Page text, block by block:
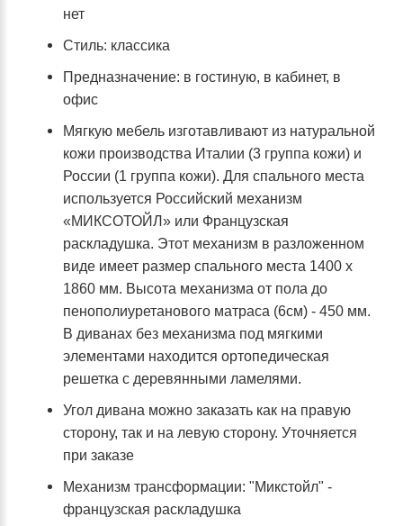
нет
Стиль: классика
Предназначение: в гостиную, в кабинет, в
офис
Мягкую мебель изготавливают из натуральной
кожи производства Италии (3 группа кожи) и
России (1 группа кожи). Для спального места
используется Российский механизм
«МИКСОТОЙЛ» или Французская
раскладушка. Этот механизм в разложенном
виде имеет размер спального места 1400 х
1860 мм. Высота механизма от пола до
пенополиуретанового матраса (6см) - 450 мм.
В диванах без механизма под мягкими
элементами находится ортопедическая
решетка с деревянными ламелями.
Угол дивана можно заказать как на правую
сторону, так и на левую сторону. Уточняется
при заказе
Механизм трансформации: "Микстойл" -
французская раскладушка